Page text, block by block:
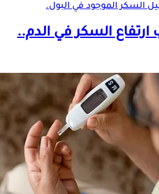
السكر الموجود في البول.
ارتفاع السكر في الدم..